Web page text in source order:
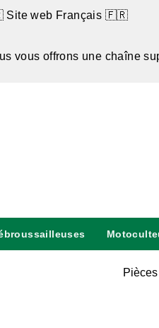
web Français 🇫🇷
vous offrons une chaîne